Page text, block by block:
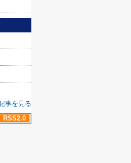
事を見る
RSS2.0